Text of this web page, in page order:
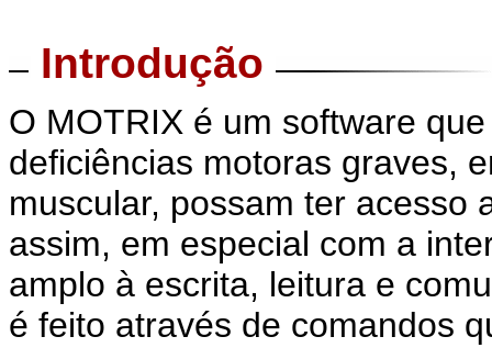
Introdução
O MOTRIX é um software
deficiências motoras graves,
muscular, possam ter acesso
assim, em especial com a
amplo à escrita, leitura e
é feito através de comandos